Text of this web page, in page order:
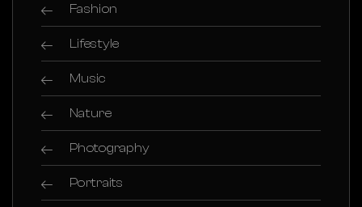
Fashion
Lifestyle
Music
Nature
Photography
Portraits